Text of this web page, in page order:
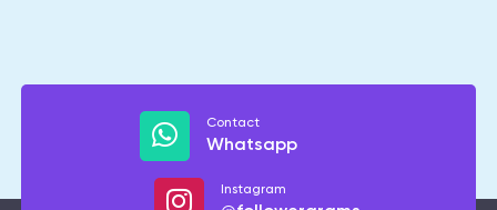
Contact
Whatsapp
Instagram